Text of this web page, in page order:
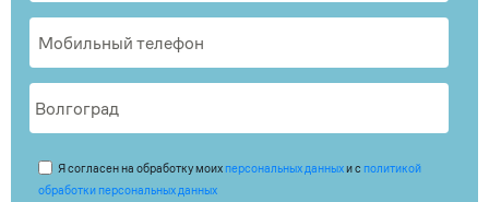
Я согласен на обработку моих персональных данныхи с политикой
обработки персональных данных